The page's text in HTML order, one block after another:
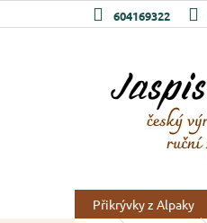
na
604169322
Přikrývky z Alpaky